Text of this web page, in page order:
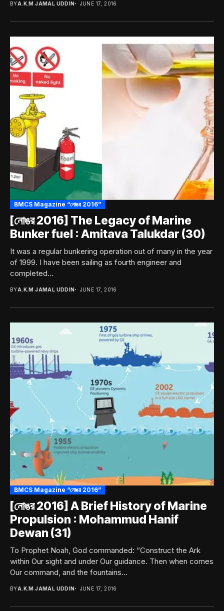
BYA.K.M JAMAL UDDIN JUNE 17, 2016
BMCS Magazine “নোঙর 2016”
[নোঙর 2016] The Legacy of Marine
Bunker fuel : Amitava Talukdar (30)
It was a regular bunkering operation out of many in the year
of 1999. I have been sailing as fourth engineer and
completed...
BYA.K.M JAMAL UDDIN JUNE 17, 2016
BMCS Magazine “নোঙর 2016”
[নোঙর 2016] A Brief History of Marine
Propulsion : Mohammud Hanif
Dewan (31)
To Prophet Noah, God commanded: “Construct the Ark
within Our sight and under Our guidance. Then when comes
Our command, and the fountains...
BYA.K.M JAMAL UDDIN JUNE 17, 2016